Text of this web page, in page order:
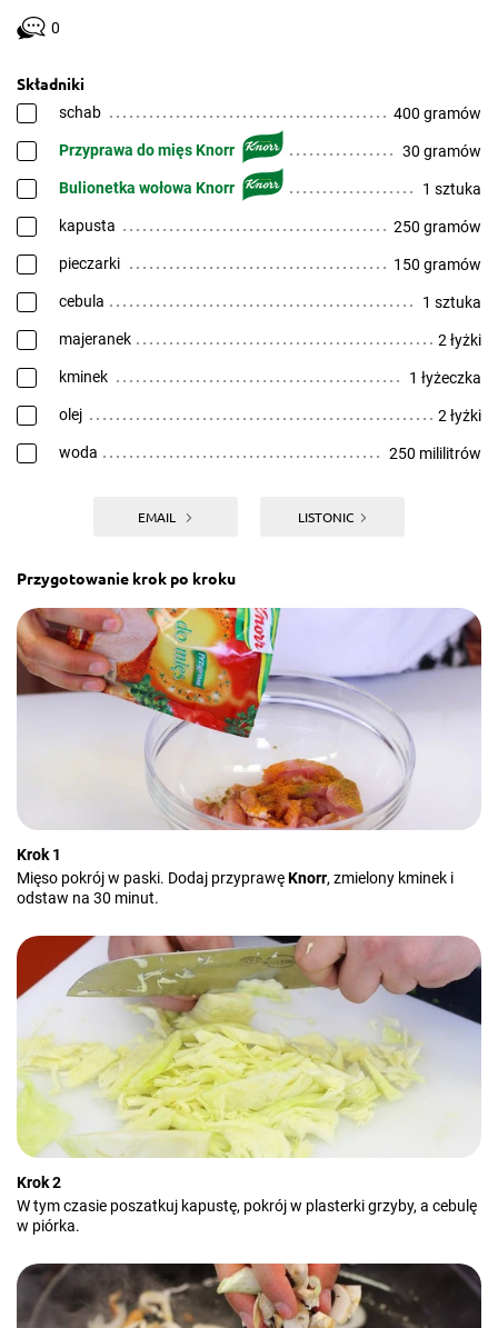
0
Składniki
schab 400 gramów
Przyprawa do mięs Knorr 30 gramów
Bulionetka wołowa Knorr 1 sztuka
kapusta 250 gramów
pieczarki 150 gramów
cebula 1 sztuka
majeranek 2 łyżki
kminek 1 łyżeczka
olej 2 łyżki
woda 250 mililitrów
EMAIL LISTONIC
Przygotowanie krok po kroku
Krok 1
Mięso pokrój w paski. Dodaj przyprawęKnorr, zmielony kminek i
odstaw na 30 minut.
Krok 2
W tym czasie poszatkuj kapustę, pokrój w plasterki grzyby, a cebulę
w piórka.